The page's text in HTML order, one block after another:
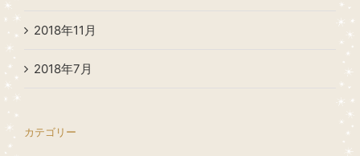
2018年11月
2018年7月
カテゴリー